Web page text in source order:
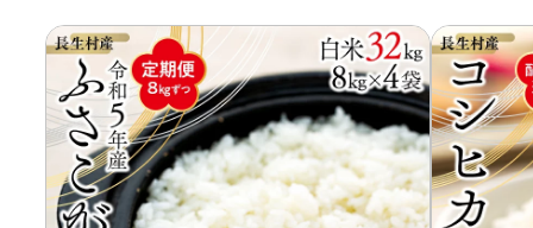
よくあるご質問
問い合わせ
納税 千葉県 長生村
千葉